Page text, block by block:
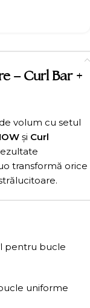
– Curl Bar +
volum cu setul
și Curl
transformă orice
pentru bucle
uniforme